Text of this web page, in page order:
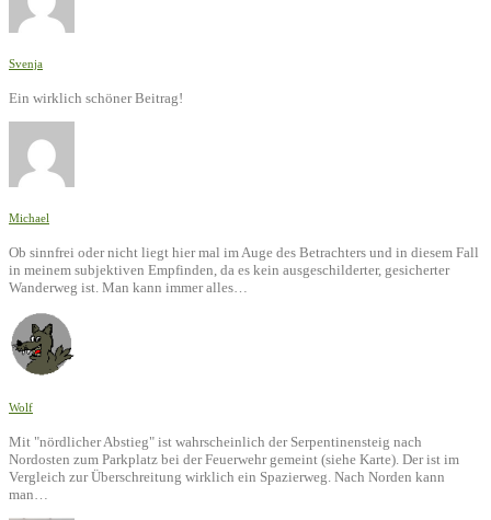
Svenja
Ein wirklich schöner Beitrag!
Michael
Ob sinnfrei oder nicht liegt hier mal im Auge des Betrachters und in diesem Fall
in meinem subjektiven Empfinden, da es kein ausgeschilderter, gesicherter
Wanderweg ist. Man kann immer alles…
Wolf
Mit "nördlicher Abstieg" ist wahrscheinlich der Serpentinensteig nach
Nordosten zum Parkplatz bei der Feuerwehr gemeint (siehe Karte). Der ist im
Vergleich zur Überschreitung wirklich ein Spazierweg. Nach Norden kann
man…